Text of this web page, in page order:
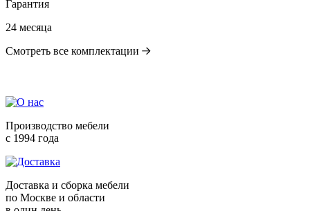
Гарантия
24 месяца
Смотреть все комплектации
Производство мебели
с 1994 года
Доставка и сборка мебели
по Москве и области